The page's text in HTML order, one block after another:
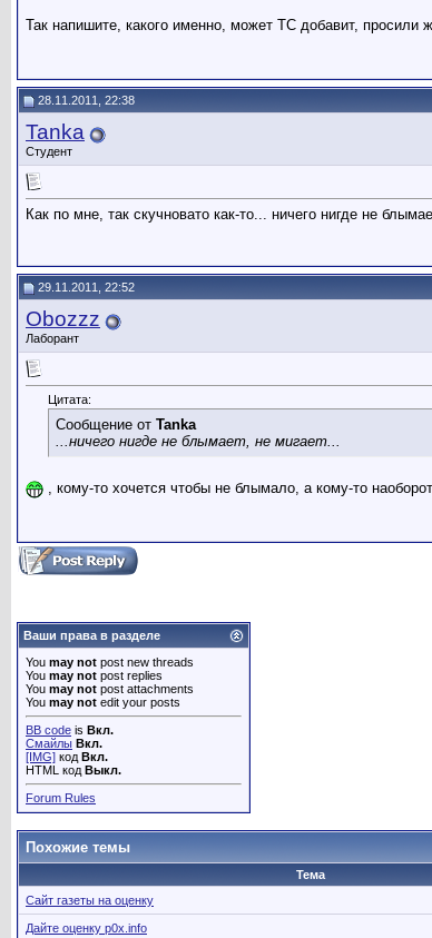
Так напишите, какого именно, может ТС добавит, просили
28.11.2011, 22:38
Tanka
Студент
Как по мне, так скучновато как-то... ничего нигде не
29.11.2011, 22:52
Obozzz
Лаборант
Цитата:
Сообщение от Tanka
...ничего нигде не блымает, не мигает...
, кому-то хочется чтобы не блымало, а кому-то наоборот
Ваши права в разделе
You may not post new threads
You may not post replies
You may not post attachments
You may not edit your posts
BB code is Вкл.
Смайлы Вкл.
[IMG] код Вкл.
HTML код Выкл.
Forum Rules
Похожие темы
Тема
Сайт газеты на оценку
Дайте оценку p0x.info